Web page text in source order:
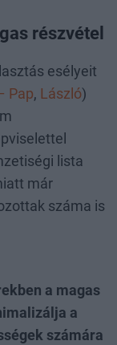
részvétel
esélyeit
Pap, László)
lista
már
száma is
a magas
a
számára